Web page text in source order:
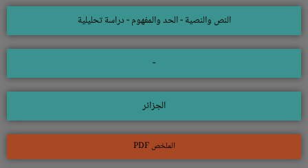
النص والنصية - الحد والمفهوم - دراسة تحليلية
-
الجزائر
الملخص PDF